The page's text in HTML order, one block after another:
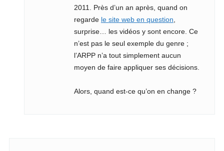
2011. Près d’un an après, quand on
regarde le site web en question
surprise… les vidéos y sont encore. Ce
n’est pas le seul exemple du genre ;
l’ARPP n’a tout simplement aucun
moyen de faire appliquer ses décisions.
Alors, quand est-ce qu’on en change ?